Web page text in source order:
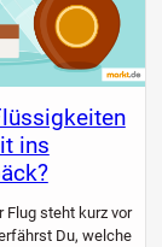
ins
Flug steht kurz vor
Du, welche